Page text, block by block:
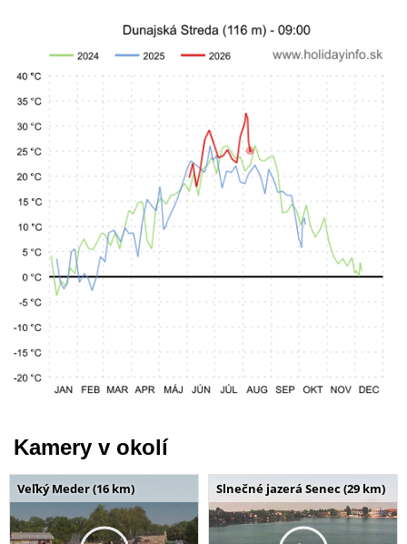
Kamery v okolí
Veľký Meder (16 km) Slnečné jazerá Senec (29 km)